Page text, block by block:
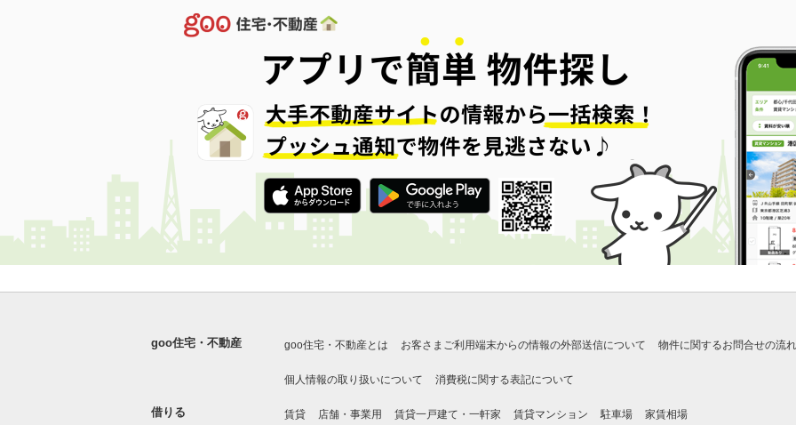
goo住宅・不動産 goo住宅・不動産とは お客さまご利用端末からの情報の外部送信について 物件に関するお問合せの流れ
個人情報の取り扱いについて 消費税に関する表記について
借りる 賃貸 店舗・事業用 賃貸一戸建て・一軒家 賃貸マンション 駐車場 家賃相場